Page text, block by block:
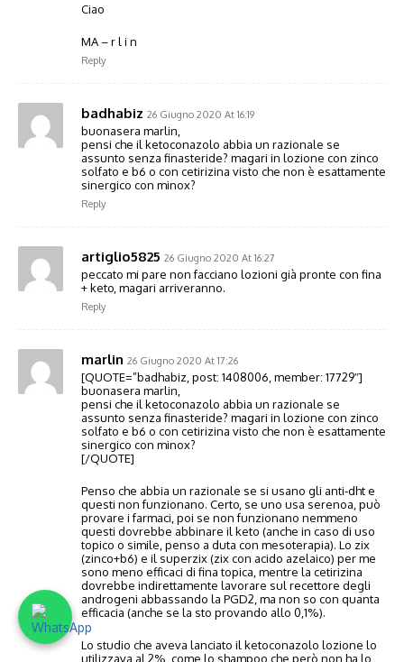
Ciao
MA – r l i n
Reply
badhabiz 26 Giugno 2020 At 16:19
buonasera marlin,
pensi che il ketoconazolo abbia un razionale se
assunto senza finasteride? magari in lozione con zinco
solfato e b6 o con cetirizina visto che non è esattamente
sinergico con minox?
Reply
artiglio5825 26 Giugno 2020 At 16:27
peccato mi pare non facciano lozioni già pronte con fina
+ keto, magari arriveranno.
Reply
marlin 26 Giugno 2020 At 17:26
[QUOTE=”badhabiz, post: 1408006, member: 17729″]
buonasera marlin,
pensi che il ketoconazolo abbia un razionale se
assunto senza finasteride? magari in lozione con zinco
solfato e b6 o con cetirizina visto che non è esattamente
sinergico con minox?
[/QUOTE]
Penso che abbia un razionale se si usano gli anti-dht e
questi non funzionano. Certo, se uno usa serenoa, può
provare i farmaci, poi se non funzionano nemmeno
questi dovrebbe abbinare il keto (anche in caso di uso
topico o simile, penso a duta con mesoterapia). Lo zix
(zinco+b6) e il superzix (zix con acido azelaico) per me
sono meno efficaci di fina topica, mentre la cetirizina
dovrebbe indirettamente lavorare sul recettore degli
androgeni abbassando la PGD2, ma non so con quanta
efficacia (anche se la sto provando allo 0,1%).
Lo studio che aveva lanciato il ketoconazolo lozione lo
utilizzava al 2%, come lo shampoo che però non ha lo